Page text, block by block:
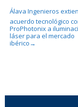
Álava Ingenieros
acuerdo tecnológico
ProPhotonix a
láser para el mercado
ibérico →